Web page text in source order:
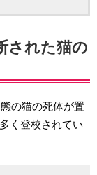
された猫の
の猫の死体が置
く登校されてい